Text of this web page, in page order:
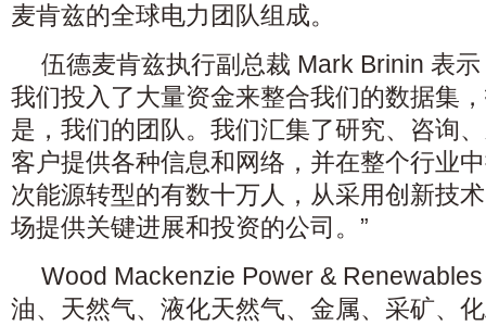
麦肯兹的全球电力团队组成。
伍德麦肯兹执行副总裁 Mark Brinin 表
我们投入了大量资金来整合我们的数据集
是，我们的团队。我们汇集了研究、咨询
客户提供各种信息和网络，并在整个行业
次能源转型的有数十万人，从采用创新技
场提供关键进展和投资的公司。”
Wood Mackenzie Power &
油、天然气、液化天然气、金属、采矿、